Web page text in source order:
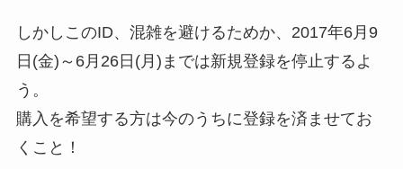
しかしこのID、混雑を避けるためか、2017年6月9
日(金)～6月26日(月)までは新規登録を停止するよ
う。
購入を希望する方は今のうちに登録を済ませてお
くこと！